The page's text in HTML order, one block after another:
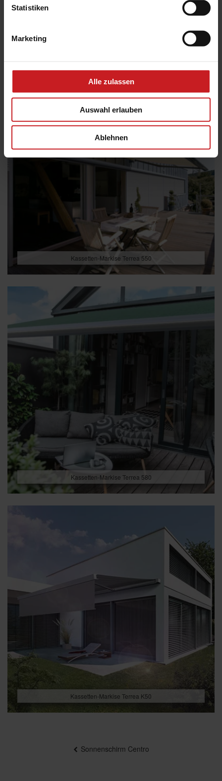
Statistiken
Marketing
Alle zulassen
Auswahl erlauben
Ablehnen
Halbgeschlossene Gelenkarm-Markise Terrea H60
Kassetten-Markise Terrea 550
Kassetten-Markise Terrea 580
Kassetten-Markise Terrea K50
Sonnenschirm Centro